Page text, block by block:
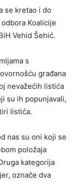
se kretao i do
Koalicije
Vehid Šehić.
s
građana
nevažećih listića
su ih popunjavali,
listića.
nas su oni koji se
položaja
kategorija
označe dva